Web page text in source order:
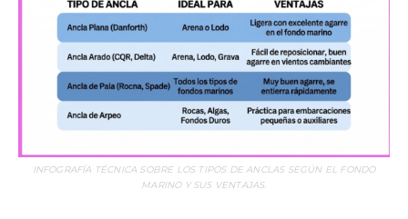
INFOGRAFÍA TÉCNICA SOBRE LOS TIPOS DE ANCLAS SEGÚN EL FONDO
MARINO Y SUS VENTAJAS.